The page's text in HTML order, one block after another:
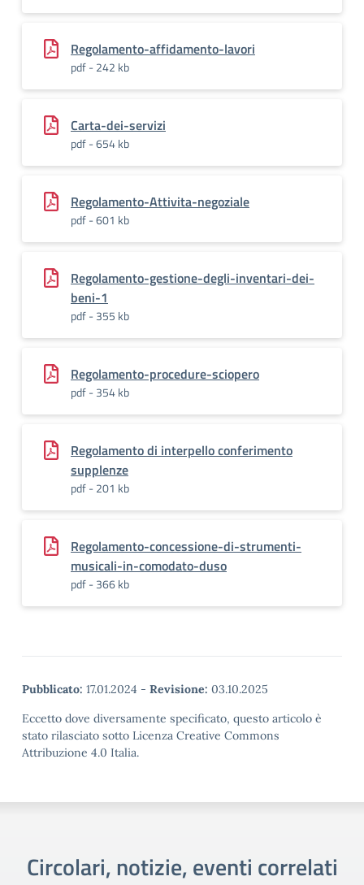
Regolamento-affidamento-lavori
pdf - 242 kb
Carta-dei-servizi
pdf - 654 kb
Regolamento-Attivita-negoziale
pdf - 601 kb
Regolamento-gestione-degli-inventari-dei-
beni-1
pdf - 355 kb
Regolamento-procedure-sciopero
pdf - 354 kb
Regolamento di interpello conferimento
supplenze
pdf - 201 kb
Regolamento-concessione-di-strumenti-
musicali-in-comodato-duso
pdf - 366 kb
Pubblicato: 17.01.2024 - Revisione: 03.10.2025
Eccetto dove diversamente specificato, questo articolo è
stato rilasciato sotto Licenza Creative Commons
Attribuzione 4.0 Italia.
Circolari, notizie, eventi correlati